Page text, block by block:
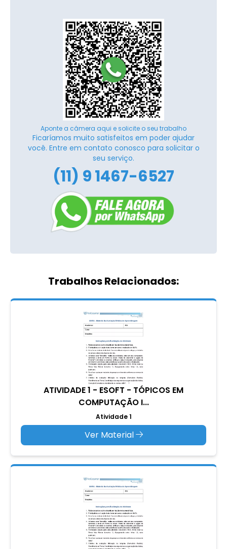
Aponte a câmera aqui e solicite o seu trabalho
Ficaríamos muito satisfeitos em poder ajudar
você. Entre em contato conosco para solicitar o
seu serviço.
(11) 9 1467-6527
Trabalhos Relacionados:
ATIVIDADE 1 - ESOFT - TÓPICOS EM
COMPUTAÇÃO I...
Atividade 1
Ver Material